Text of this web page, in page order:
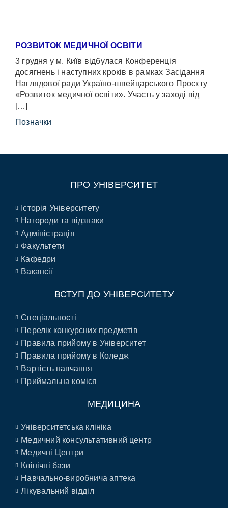
РОЗВИТОК МЕДИЧНОЇ ОСВІТИ
3 грудня у м. Київ відбулася Конференція
досягнень і наступних кроків в рамках Засідання
Наглядової ради Україно-швейцарського Проєкту
«Розвиток медичної освіти». Участь у заході від
[…]
Позначки
ПРО УНІВЕРСИТЕТ
Історія Університету
Нагороди та відзнаки
Адміністрація
Факультети
Кафедри
Вакансії
ВСТУП ДО УНІВЕРСИТЕТУ
Спеціальності
Перелік конкурсних предметів
Правила прийому в Університет
Правила прийому в Коледж
Вартість навчання
Приймальна коміся
МЕДИЦИНА
Університетська клініка
Медичний консультативний центр
Медичні Центри
Клінічні бази
Навчально-виробнича аптека
Лікувальний відділ